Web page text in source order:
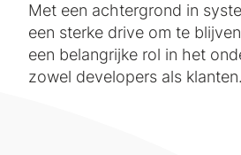
Met een achtergrond in
een sterke drive om te
een belangrijke rol in het
zowel developers als klanten.